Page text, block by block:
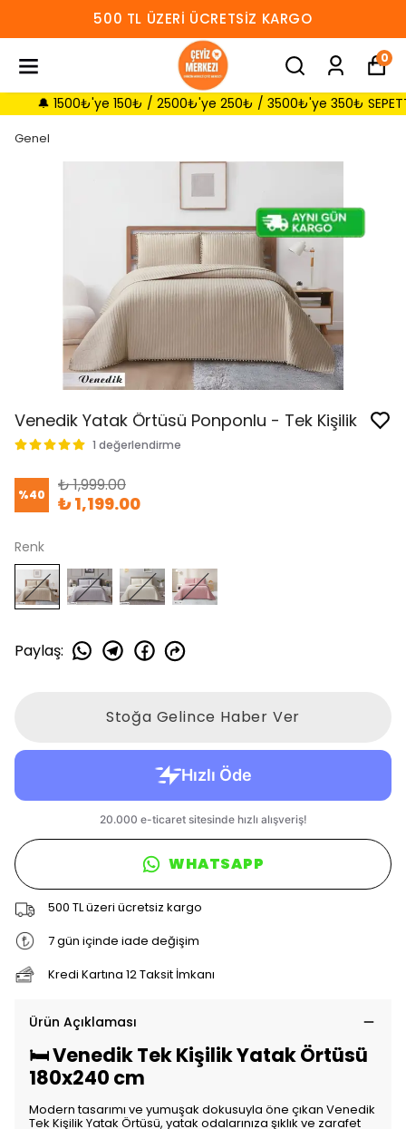
500 TL ÜZERI ÜCRETSIZ KARGO
0
🔔 1500₺'ye 150₺ / 2500₺'ye 250₺ / 3500₺'ye 350₺ SEPETTE
Genel
Venedik Yatak Örtüsü Ponponlu - Tek Kişilik
1 değerlendirme
%40 ₺ 1,999.00
₺ 1,199.00
Renk
Paylaş:
Stoğa Gelince Haber Ver
WHATSAPP
500 TL üzeri ücretsiz kargo
7 gün içinde iade değişim
Kredi Kartına 12 Taksit İmkanı
Ürün Açıklaması
🛏️ Venedik Tek Kişilik Yatak Örtüsü
180x240 cm
Modern tasarımı ve yumuşak dokusuyla öne çıkan Venedik
Tek Kişilik Yatak Örtüsü, yatak odalarınıza şıklık ve zarafet